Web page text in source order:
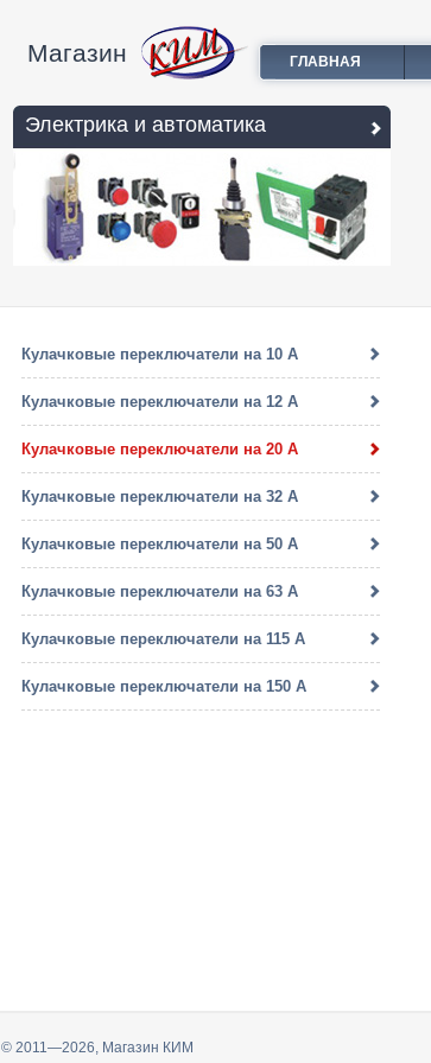
Магазин ГЛАВНАЯ
Электрика и автоматика
Кулачковые переключатели на 10 А
Кулачковые переключатели на 12 А
Кулачковые переключатели на 20 А
Кулачковые переключатели на 32 А
Кулачковые переключатели на 50 А
Кулачковые переключатели на 63 А
Кулачковые переключатели на 115 А
Кулачковые переключатели на 150 А
© 2011—2026, Магазин КИМ